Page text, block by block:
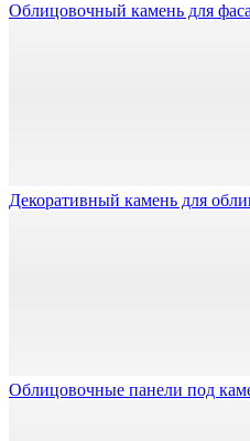
Облицовочный камень для
Декоративный камень для
Облицовочные панели под